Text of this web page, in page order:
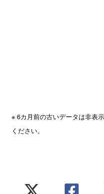
※ 6カ月前の古いデータは非表
ください。